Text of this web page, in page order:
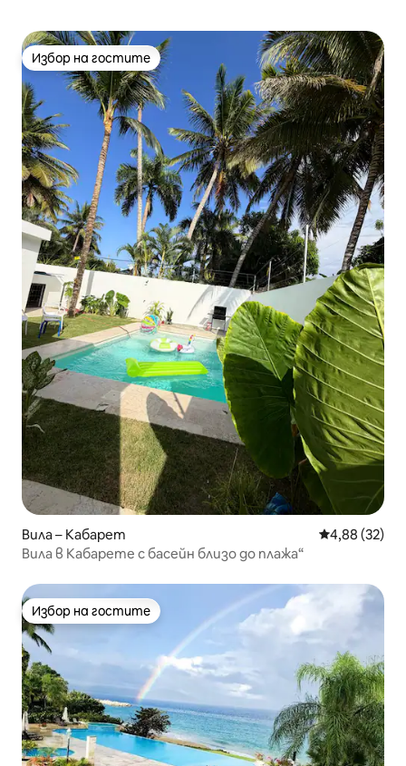
Избор на гостите
Избор на гостите
Вила – Кабарет Средна
4,88 (32)
Вила в Кабарете с басейн близо до плажа“
Избор на гостите
Избор на гостите